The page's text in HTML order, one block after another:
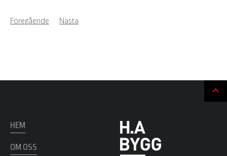
Föregående Nästa
HEM
OM OSS